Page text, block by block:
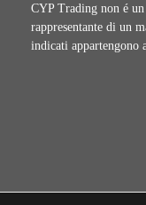
CYP Trading non é
rappresentante di un
indicati appartengono